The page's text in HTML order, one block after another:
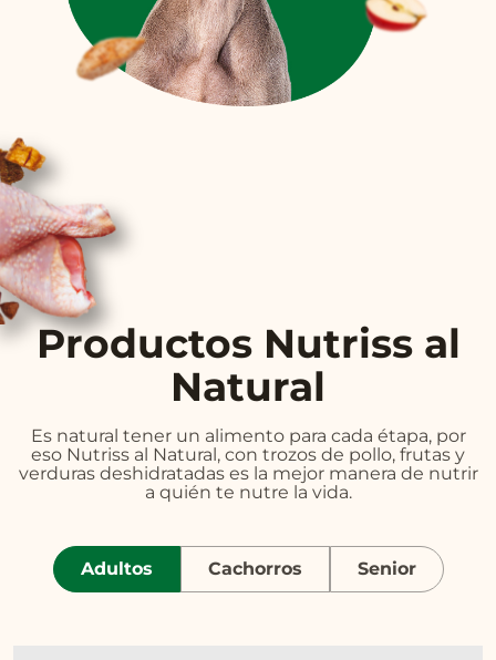
Productos Nutriss al
Natural
Es natural tener un alimento para cada étapa, por
eso Nutriss al Natural, con trozos de pollo, frutas y
verduras deshidratadas es la mejor manera de nutrir
a quién te nutre la vida.
Adultos Cachorros Senior